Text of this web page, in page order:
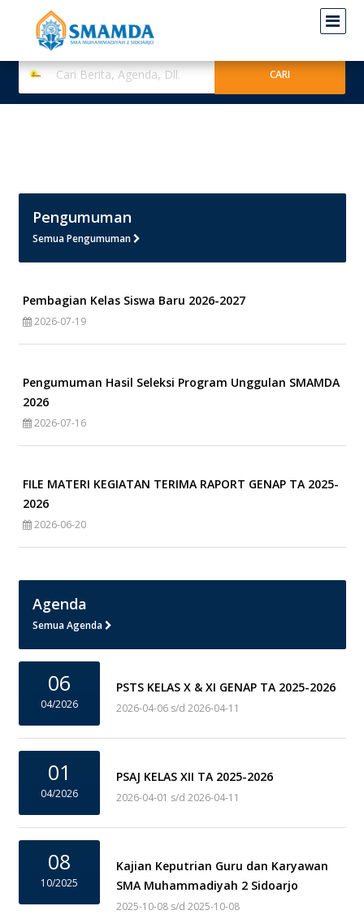
Pengumuman
Semua Pengumuman
Pembagian Kelas Siswa Baru 2026-2027
2026-07-19
Pengumuman Hasil Seleksi Program Unggulan SMAMDA
2026
2026-07-16
FILE MATERI KEGIATAN TERIMA RAPORT GENAP TA 2025-
2026
2026-06-20
Agenda
Semua Agenda
06
04/2026
PSTS KELAS X & XI GENAP TA 2025-2026
2026-04-06 s/d 2026-04-11
01
04/2026
PSAJ KELAS XII TA 2025-2026
2026-04-01 s/d 2026-04-11
08
10/2025
Kajian Keputrian Guru dan Karyawan
SMA Muhammadiyah 2 Sidoarjo
2025-10-08 s/d 2025-10-08